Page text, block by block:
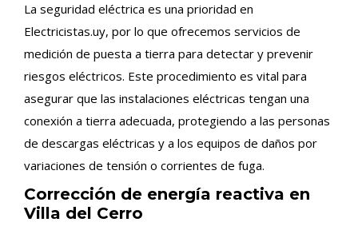
La seguridad eléctrica es una prioridad en
Electricistas.uy, por lo que ofrecemos servicios de
medición de puesta a tierra para detectar y prevenir
riesgos eléctricos. Este procedimiento es vital para
asegurar que las instalaciones eléctricas tengan una
conexión a tierra adecuada, protegiendo a las personas
de descargas eléctricas y a los equipos de daños por
variaciones de tensión o corrientes de fuga.
Corrección de energía reactiva en
Villa del Cerro